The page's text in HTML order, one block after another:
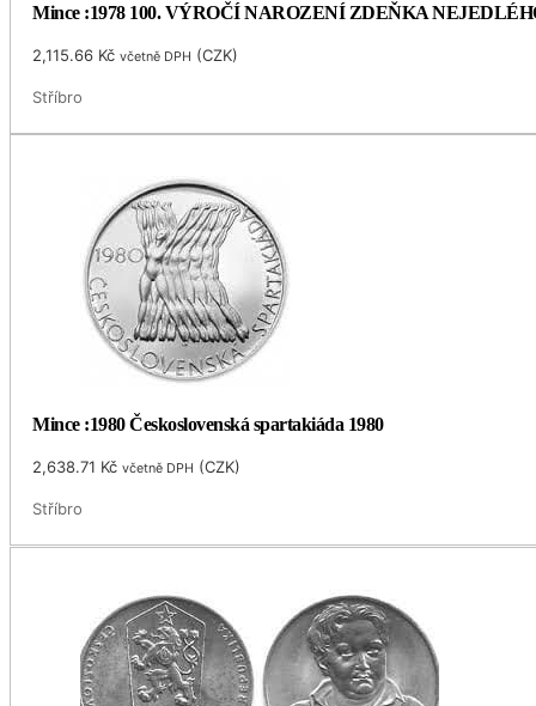
Mince :1978 100. VÝROČÍ NAROZENÍ ZDEŇKA
2,115.66 Kč včetně DPH (CZK)
Stříbro
Mince :1980 Československá spartakiáda 1980
2,638.71 Kč včetně DPH (CZK)
Stříbro